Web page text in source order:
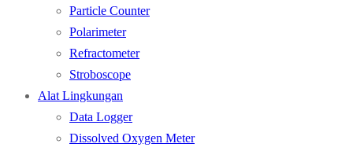
Particle Counter
Polarimeter
Refractometer
Stroboscope
Alat Lingkungan
Data Logger
Dissolved Oxygen Meter